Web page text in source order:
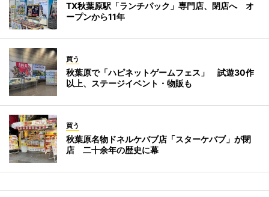
TX秋葉原駅「ランチパック」専門店、閉店へ オ
ープンから11年
買う
秋葉原で「ハピネットゲームフェス」 試遊30作
以上、ステージイベント・物販も
買う
秋葉原名物ドネルケバブ店「スターケバブ」が閉
店 二十余年の歴史に幕